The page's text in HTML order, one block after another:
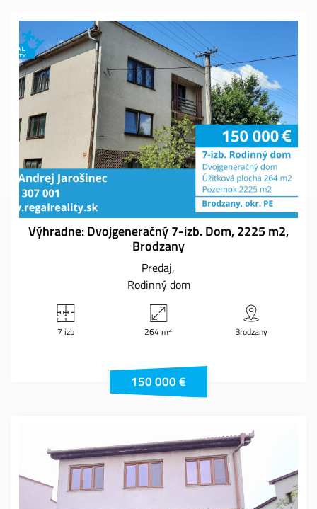
Výhradne: Dvojgeneračný 7-izb. Dom, 2225 m2,
Brodzany
Predaj
Rodinný dom
7 izb 264 m2 Brodzany
150 000 €